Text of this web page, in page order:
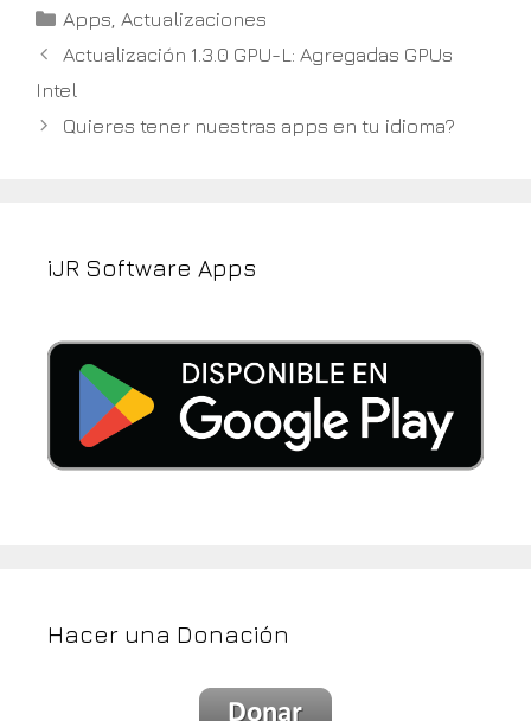
Categorías
Apps ,Actualizaciones
Actualización 1.3.0 GPU-L: Agregadas GPUs
Intel
Quieres tener nuestras apps en tu idioma?
iJR Software Apps
Hacer una Donación